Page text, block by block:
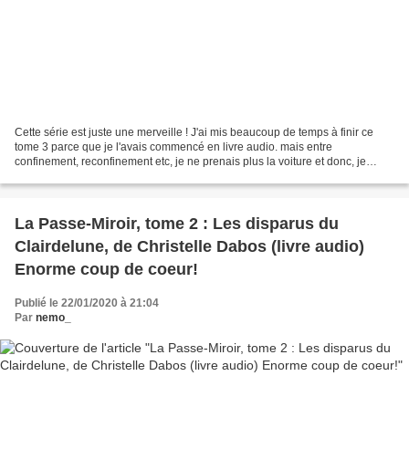
Cette série est juste une merveille ! J'ai mis beaucoup de temps à finir ce
tome 3 parce que je l'avais commencé en livre audio. mais entre
confinement, reconfinement etc, je ne prenais plus la voiture et donc, je
La Passe-Miroir, tome 2 : Les disparus du
Clairdelune, de Christelle Dabos (livre audio)
Enorme coup de coeur!
Publié le 22/01/2020 à 21:04
Par nemo_